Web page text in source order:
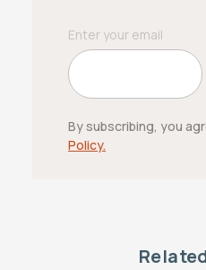
By subscribing, you
Policy.